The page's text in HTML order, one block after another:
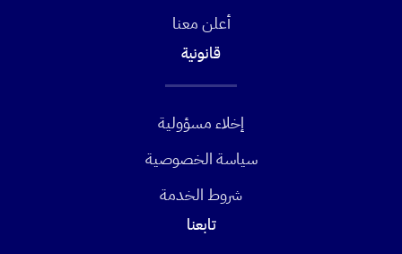
أعلن معنا
قانونية
إخلاء مسؤولية
سياسة الخصوصية
شروط الخدمة
تابعنا